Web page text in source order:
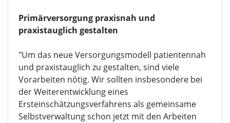
Primärversorgung praxisnah und
praxistauglich gestalten
"Um das neue Versorgungsmodell patientennah
und praxistauglich zu gestalten, sind viele
Vorarbeiten nötig. Wir sollten insbesondere bei
der Weiterentwicklung eines
Ersteinschätzungsverfahrens als gemeinsame
Selbstverwaltung schon jetzt mit den Arbeiten